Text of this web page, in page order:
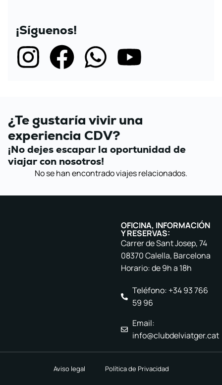
¡Síguenos!
¿Te gustaría vivir una
experiencia CDV?
¡No dejes escapar la oportunidad de
viajar con nosotros!
No se han encontrado viajes relacionados.
OFICINA, INFORMACIÓN
Y RESERVAS:
Carrer de Sant Josep, 74
08370 Calella, Barcelona
Horario: de 9h a 18h
Teléfono: +34 93 766
59 96
Email:
info@clubdelviatger.cat
Aviso legal Política de Privacidad